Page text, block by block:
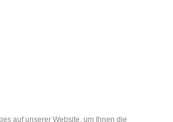
auf unserer Website, um Ihnen die